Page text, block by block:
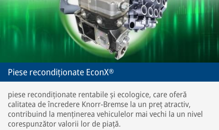
Piese recondiționate EconX®
piese recondiționate rentabile și ecologice, care oferă
calitatea de încredere Knorr-Bremse la un preț atractiv,
contribuind la menținerea vehiculelor mai vechi la un nivel
corespunzător valorii lor de piață.